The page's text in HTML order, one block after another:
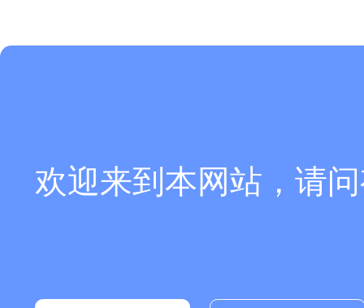
欢迎来到本网站，请